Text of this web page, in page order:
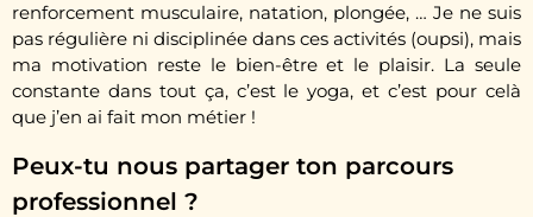
renforcement musculaire, natation, plongée, … Je ne suis
pas régulière ni disciplinée dans ces activités (oupsi), mais
ma motivation reste le bien-être et le plaisir. La seule
constante dans tout ça, c’est le yoga, et c’est pour celà
que j’en ai fait mon métier !
Peux-tu nous partager ton parcours
professionnel ?